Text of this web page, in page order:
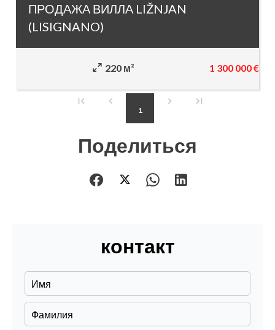
ПРОДАЖА ВИЛЛА LIŽNJAN
(LISIGNANO)
220 м² 1 300 000 €
1
Поделиться
контакт